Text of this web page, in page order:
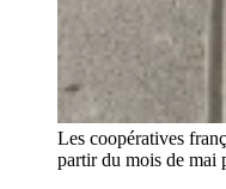
Les coopératives
partir du mois de mai